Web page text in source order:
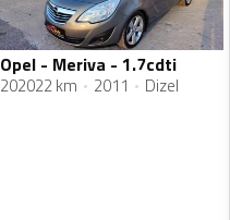
Opel - Meriva - 1.7cdti
202022 km 2011 Dizel